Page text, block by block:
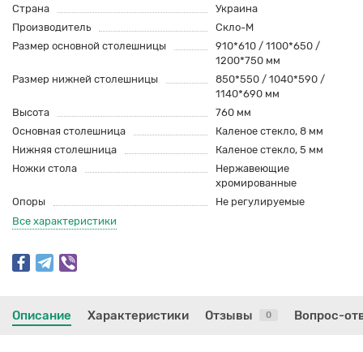
Страна
Украина
Производитель
Скло-М
Размер основной столешницы
910*610 / 1100*650 /
1200*750 мм
Размер нижней столешницы
850*550 / 1040*590 /
1140*690 мм
Высота
760 мм
Основная столешница
Каленое стекло, 8 мм
Нижняя столешница
Каленое стекло, 5 мм
Ножки стола
Нержавеющие
хромированные
Опоры
Не регулируемые
Все характеристики
Описание Характеристики Отзывы 0 Вопрос-